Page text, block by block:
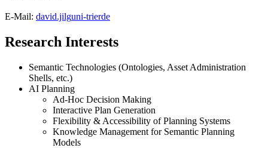
E-Mail: david.jilguni-trierde
Research Interests
Semantic Technologies (Ontologies, Asset Administration
Shells, etc.)
AI Planning
Ad-Hoc Decision Making
Interactive Plan Generation
Flexibility & Accessibility of Planning Systems
Knowledge Management for Semantic Planning
Models